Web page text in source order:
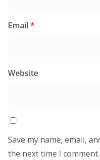
Email*
Website
Save my name, email,
the next time I comment.